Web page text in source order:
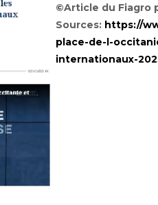
©Article du Fiagro
Sources: https://
place-de-l-
internationaux-